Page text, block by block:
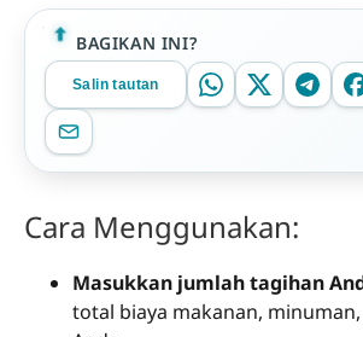
BAGIKAN INI?
Salin tautan
Cara Menggunakan:
Masukkan jumlah tagihan
total biaya makanan,